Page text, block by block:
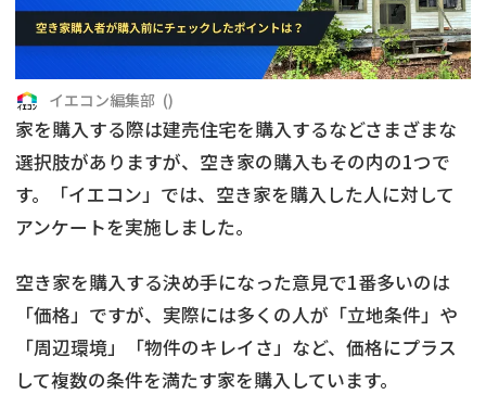
再建築不可 底地
借地
ゴミ屋敷 任意売却
リースバック
不動産売却 再建築不可物件
共有持分
訳あり不動産 不動産投資
土地売却 不動産相続
借地 不動産リースバック
任意売却 空き家
アンケート調査
業者を探す
イエコン編集部 ()
家を購入する際は建売住宅を購入するなどさまざまな
選択肢がありますが、空き家の購入もその内の1つで
す。「イエコン」では、空き家を購入した人に対して
アンケートを実施しました。
空き家を購入する決め手になった意見で1番多いのは
「価格」ですが、実際には多くの人が「立地条件」や
「周辺環境」「物件のキレイさ」など、価格にプラス
して複数の条件を満たす家を購入しています。